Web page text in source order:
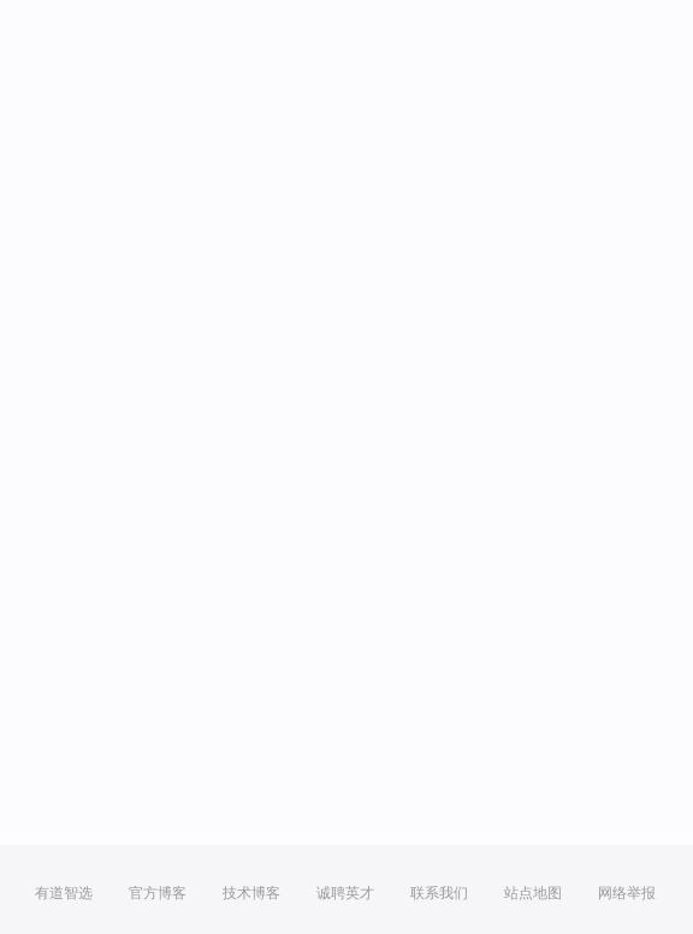
有道智选 官方博客 技术博客 诚聘英才 联系我们 站点地图 网络举报